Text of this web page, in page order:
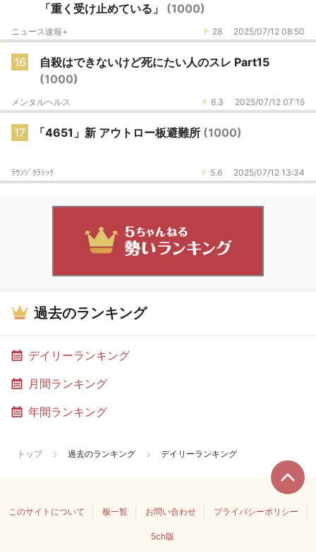
「重く受け止めている」 (1000)
28 2025/07/12 08:50
ニュース速報+
16
自殺はできないけど死にたい人のスレ Part15
(1000)
6.3 2025/07/12 07:15
メンタルヘルス
17 「4651」新 アウトロー板避難所 (1000)
5.6 2025/07/12 13:34
ﾗｳﾝｼﾞｸﾗｼｯｸ
過去のランキング
デイリーランキング
月間ランキング
年間ランキング
トップ 過去のランキング デイリーランキング
このサイトについて 板一覧 お問い合わせ プライバシーポリシー
5ch版